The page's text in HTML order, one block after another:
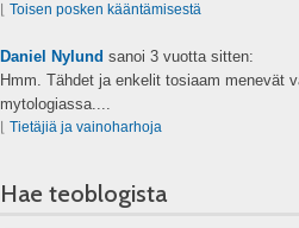
⌊ Toisen posken kääntämisestä
Daniel Nylund sanoi 3 vuotta sitten:
Hmm. Tähdet ja enkelit tosiaam menevät
mytologiassa....
⌊ Tietäjiä ja vainoharhoja
Hae teoblogista